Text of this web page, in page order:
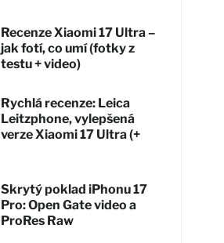
Recenze Xiaomi 17 Ultra –
jak fotí, co umí (fotky z
testu + video)
Rychlá recenze: Leica
Leitzphone, vylepšená
verze Xiaomi 17 Ultra (+
Skrytý poklad iPhonu 17
Pro: Open Gate video a
ProRes Raw